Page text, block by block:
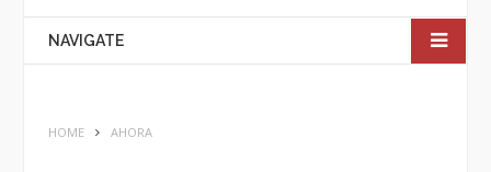
NAVIGATE
HOME AHORA